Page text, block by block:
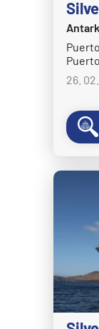
Explora
Hapag-
26.